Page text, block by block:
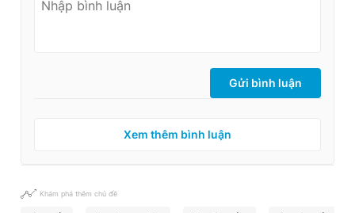
Gửi bình luận
Xem thêm bình luận
Khám phá thêm chủ đề